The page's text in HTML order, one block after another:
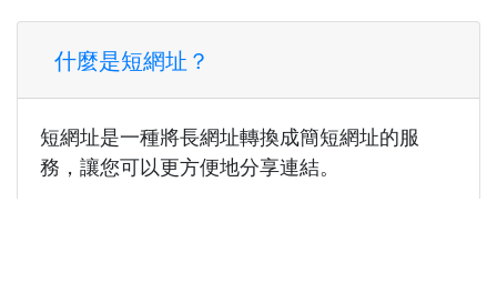
什麼是短網址？
短網址是一種將長網址轉換成簡短網址的服
務，讓您可以更方便地分享連結。